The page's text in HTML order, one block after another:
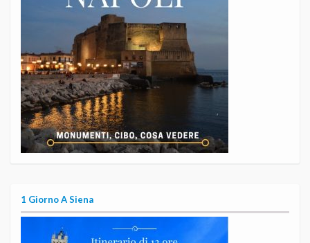
1 Giorno A Siena